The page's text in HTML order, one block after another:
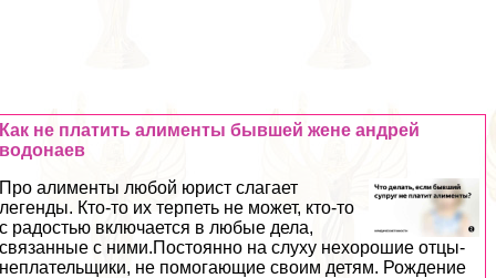
Как не платить алименты бывшей жене андрей
водонаев
Про алименты любой юрист слагает
легенды. Кто-то их терпеть не может, кто-то
с радостью включается в любые дела,
связанные с ними.Постоянно на слуху нехорошие отцы-
неплательщики, не помогающие своим детям. Рождение